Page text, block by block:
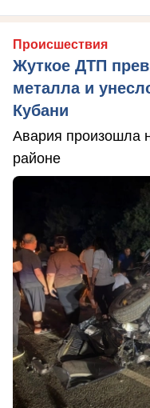
Происшествия
Жуткое ДТП
металла и
Кубани
Авария произошла
районе